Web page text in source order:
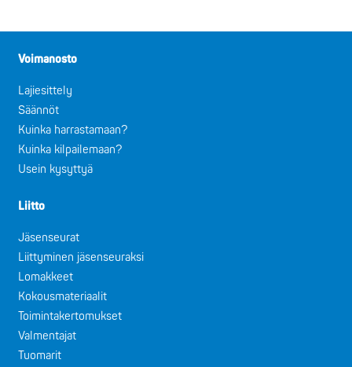
Voimanosto
Lajiesittely
Säännöt
Kuinka harrastamaan?
Kuinka kilpailemaan?
Usein kysyttyä
Liitto
Jäsenseurat
Liittyminen jäsenseuraksi
Lomakkeet
Kokousmateriaalit
Toimintakertomukset
Valmentajat
Tuomarit